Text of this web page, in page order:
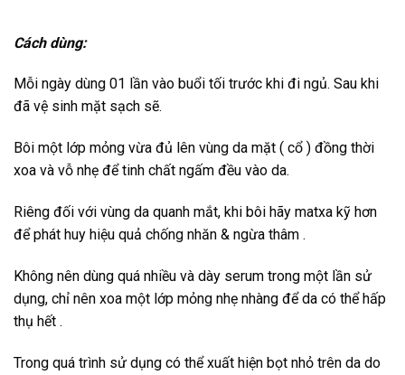
Cách dùng:
Mỗi ngày dùng 01 lần vào buổi tối trước khi đi ngủ. Sau khi
đã vệ sinh mặt sạch sẽ.
Bôi một lớp mỏng vừa đủ lên vùng da mặt ( cổ ) đồng thời
xoa và vỗ nhẹ để tinh chất ngấm đều vào da.
Riêng đối với vùng da quanh mắt, khi bôi hãy matxa kỹ hơn
để phát huy hiệu quả chống nhăn & ngừa thâm .
Không nên dùng quá nhiều và dày serum trong một lần sử
dụng, chỉ nên xoa một lớp mỏng nhẹ nhàng để da có thể hấp
thụ hết .
Trong quá trình sử dụng có thể xuất hiện bọt nhỏ trên da do